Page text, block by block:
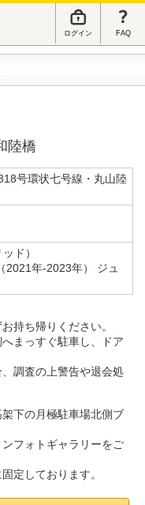
ログイン FAQ
陸橋
号環状七号線・丸山陸
ド）
2021年-2023年） ジュ
持ち帰りください。
まっすぐ駐車し、ドア
調査の上警告や退会処
架下の月極駐車場北側ブ
フォトギャラリーをご
定しております。